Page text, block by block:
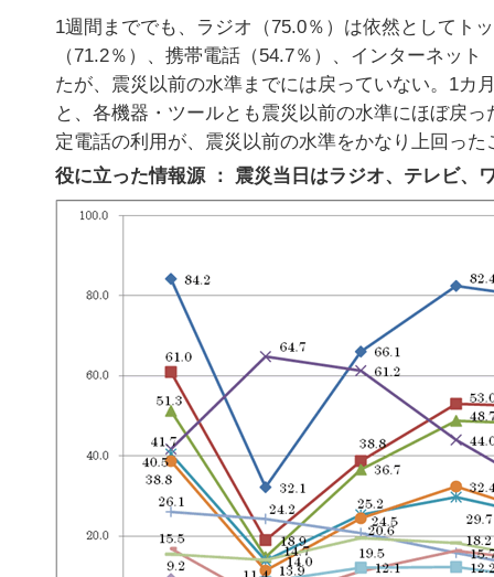
1週間まででも、ラジオ（75.0％）は依然としてト
（71.2％）、携帯電話（54.7％）、インターネット
たが、震災以前の水準までには戻っていない。1カ
と、各機器・ツールとも震災以前の水準にほぼ戻
定電話の利用が、震災以前の水準をかなり上回った
役に立った情報源 ： 震災当日はラジオ、テレビ、